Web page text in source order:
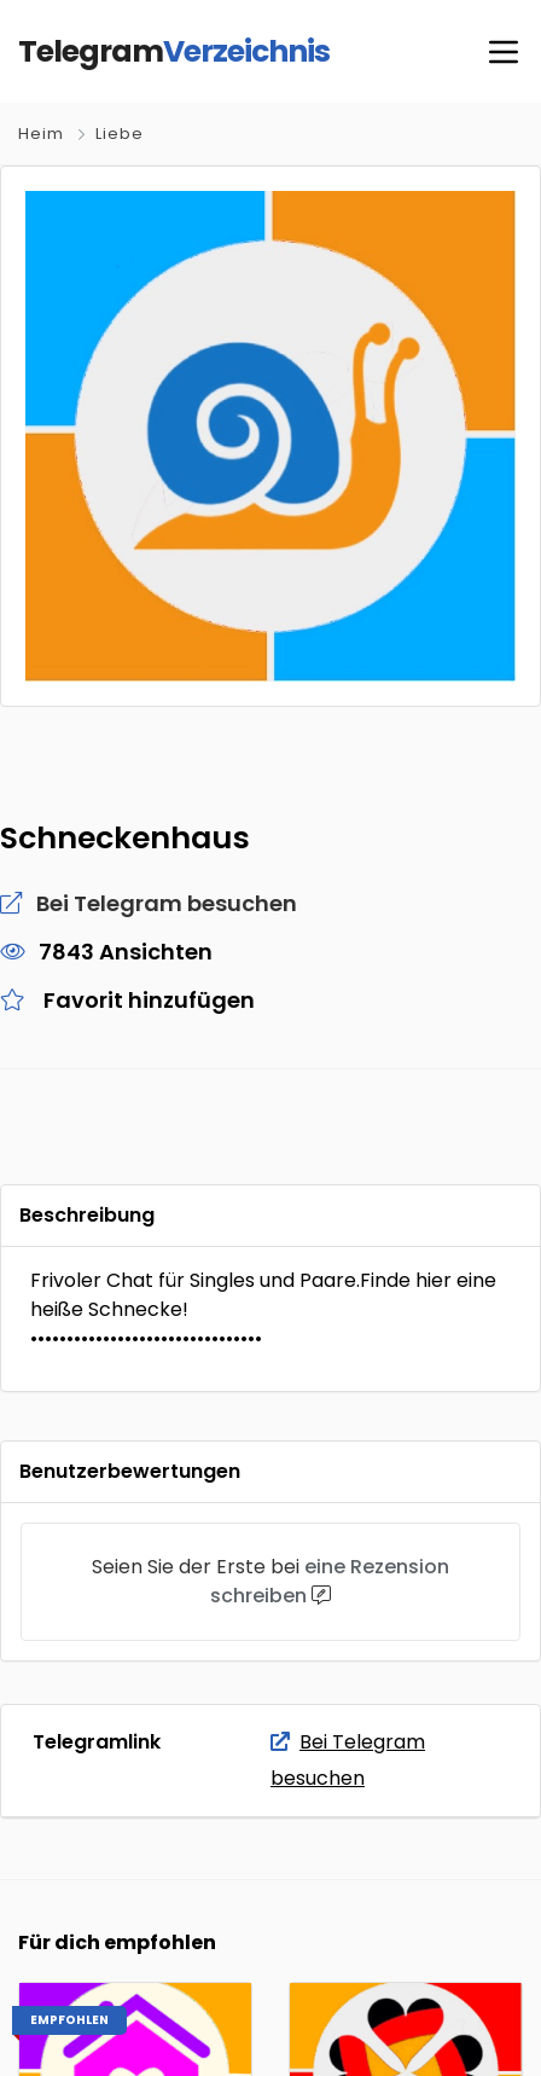
TelegramVerzeichnis
Heim Liebe
Schneckenhaus
Bei Telegram besuchen
7843 Ansichten
Favorit hinzufügen
Beschreibung
Frivoler Chat für Singles und Paare.Finde hier eine
heiße Schnecke!
••••••••••••••••••••••••••••••••
Benutzerbewertungen
Seien Sie der Erste bei eine Rezension
schreiben
Telegramlink
Bei Telegram
besuchen
Für dich empfohlen
EMPFOHLEN